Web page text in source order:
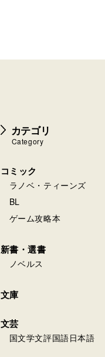
カテゴリ
Category
コミック
ラノベ・ティーンズ
BL
ゲーム攻略本
新書・選書
ノベルス
文庫
文芸
国文学文評国語日本語